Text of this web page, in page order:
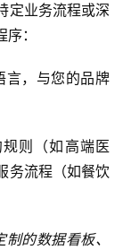
定业务流程或深
：
言，与您的品牌
则（如高端医
务流程（如餐饮
的数据看板、